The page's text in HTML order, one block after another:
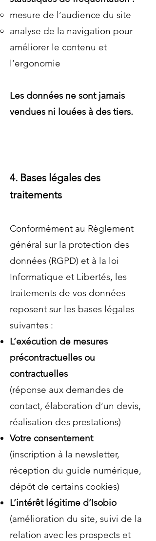
mesure de l’audience du site
analyse de la navigation pour
améliorer le contenu et
l’ergonomie
Les données ne sont jamais
vendues ni louées à des tiers.
4. Bases légales des
traitements
Conformément au Règlement
général sur la protection des
données (RGPD) et à la loi
Informatique et Libertés, les
traitements de vos données
reposent sur les bases légales
suivantes :
L’exécution de mesures
précontractuelles ou
contractuelles
(réponse aux demandes de
contact, élaboration d’un devis,
réalisation des prestations)
Votre consentement
(inscription à la newsletter,
réception du guide numérique,
dépôt de certains cookies)
L’intérêt légitime d’Isobio
(amélioration du site, suivi de la
relation avec les prospects et